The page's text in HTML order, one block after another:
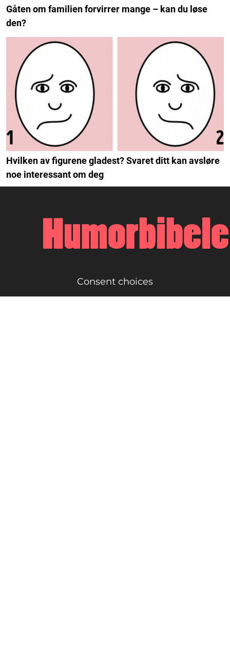
Gåten om familien forvirrer mange – kan du løse
den?
Hvilken av figurene gladest? Svaret ditt kan avsløre
noe interessant om deg
Consent choices